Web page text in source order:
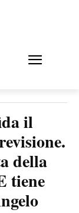
il
della
tiene